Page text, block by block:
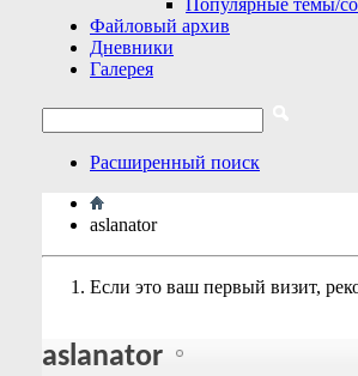
Популярные темы/
Файловый архив
Дневники
Галерея
Расширенный поиск
aslanator
Если это ваш первый визит,
aslanator